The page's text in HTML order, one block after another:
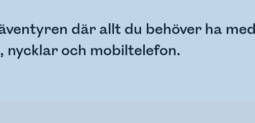
där allt du behöver ha
nycklar och mobiltelefon.